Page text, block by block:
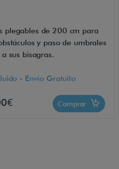
plegables de 200 cm para
y paso de umbrales
sus bisagras.
- Envío Gratuito
Comprar